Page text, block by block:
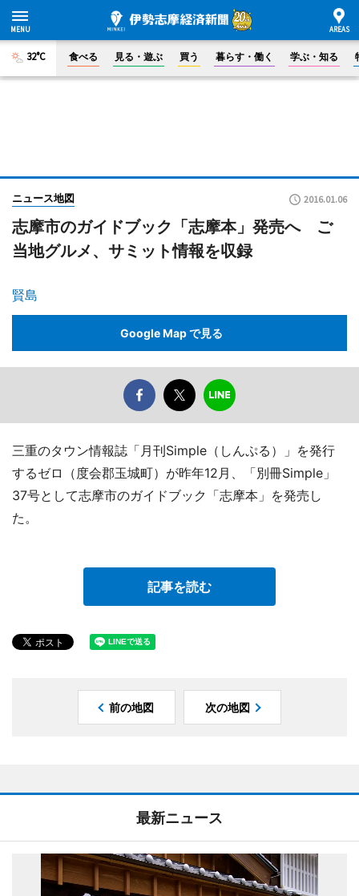
32°C 食べる 見る・遊ぶ 買う 暮らす・働く 学ぶ・知る
ニュース地図 2016.01.06
志摩市のガイドブック「志摩本」発売へ ご
当地グルメ、サミット情報を収録
賢島
Google Map で見る
三重のタウン情報誌「月刊Simple（しんぷる）」を発行
するゼロ（度会郡玉城町）が昨年12月、「別冊Simple」
37号として志摩市のガイドブック「志摩本」を発売し
た。
記事を読む
前の地図 次の地図
最新ニュース